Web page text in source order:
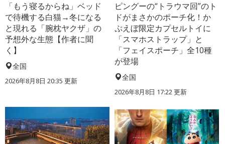
「もう寝るからね」ベッド
で待機する白猫→冬になる
と現れる「腕枕ヤクザ」の
予想外な生態【作者に聞
く】
全国
2026年8月8日 20:35 更新
ピングーの“トラウマ回”のト
ドがまさかのポーチ化！か
ぷえぼ限定カプセルトイに
「スマホストラップ」と
「フェイスポーチ」全10種
が登場
全国
2026年8月8日 17:22更新